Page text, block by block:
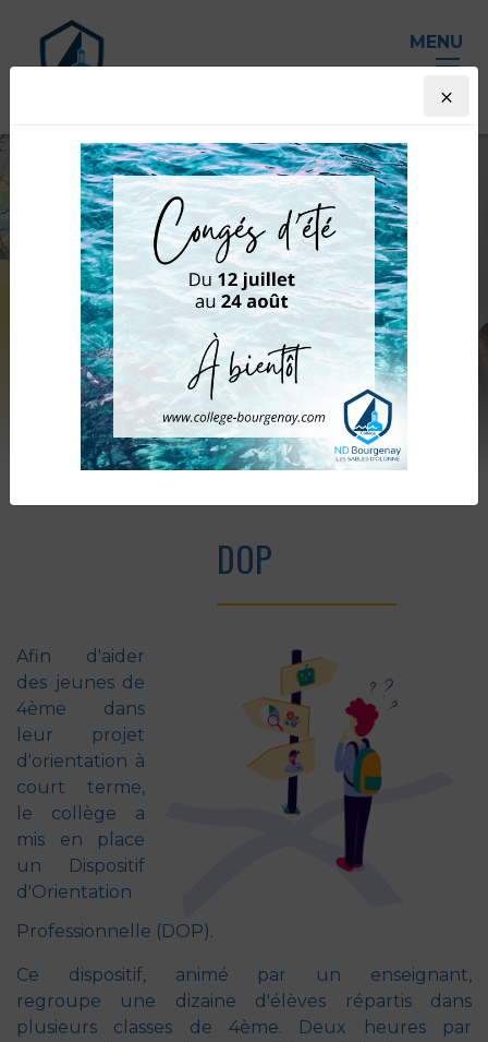
DOP
Afin d'aider
des jeunes de
4ème dans
leur projet
d'orientation à
court terme,
le collège a
mis en place
un Dispositif
d'Orientation
Professionnelle (DOP).
Ce dispositif, animé par un enseignant,
regroupe une dizaine d'élèves répartis dans
plusieurs classes de 4ème. Deux heures par